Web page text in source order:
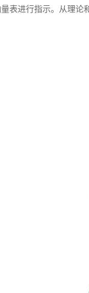
表进行指示。从理论